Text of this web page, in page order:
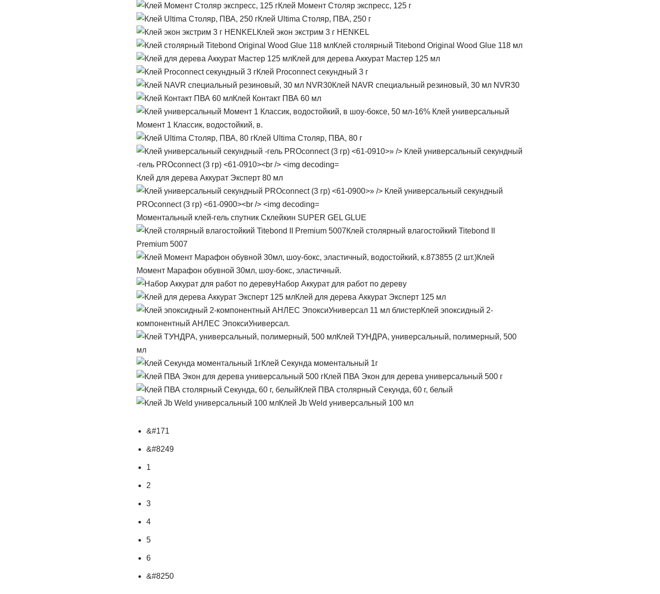
Клей Момент Столяр экспресс, 125 г
Клей Ultima Столяр, ПВА, 250 г
Клей экон экстрим 3 г HENKEL
Клей столярный Titebond Original Wood Glue 118 мл
Клей для дерева Аккурат Мастер 125 мл
Клей Proconnect секундный 3 г
Клей NAVR специальный резиновый, 30 мл NVR30
Клей Контакт ПВА 60 мл
-16% Клей универсальный
Момент 1 Классик, водостойкий, в.
Клей Ultima Столяр, ПВА, 80 г
Клей для дерева Аккурат Эксперт 80 мл
Моментальный клей-гель спутник Склейкин SUPER GEL GLUE
Клей столярный влагостойкий Titebond II
Premium 5007
Клей
Момент Марафон обувной 30мл, шоу-бокс, эластичный.
Набор Аккурат для работ по дереву
Клей для дерева Аккурат Эксперт 125 мл
Клей эпоксидный 2-
компонентный АНЛЕС ЭпоксиУниверсал.
Клей ТУНДРА, универсальный, полимерный, 500
мл
Клей Секунда моментальный 1г
Клей ПВА Экон для дерева универсальный 500 г
Клей ПВА столярный Секунда, 60 г, белый
Клей Jb Weld универсальный 100 мл
&#171
&#8249
1
2
3
4
5
6
&#8250